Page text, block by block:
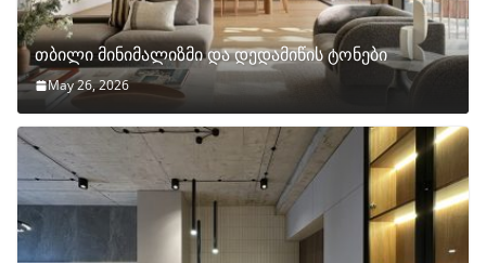
თბილი მინიმალიზმი და დედამიწის ტონები
May 26, 2026